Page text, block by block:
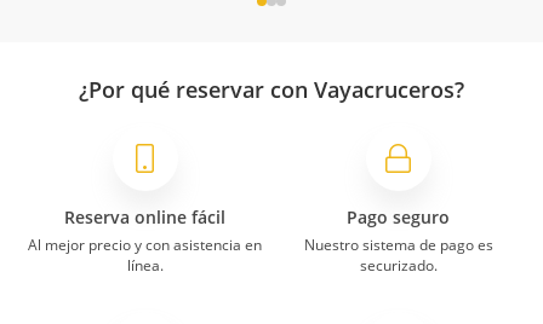
¿Por qué reservar con Vayacruceros?
Reserva online fácil
Al mejor precio y con asistencia en
línea.
Pago seguro
Nuestro sistema de pago es
securizado.